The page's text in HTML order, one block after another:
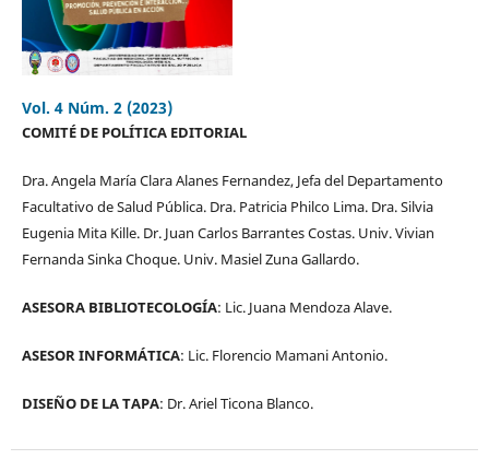
Vol. 4 Núm. 2 (2023)
COMITÉ DE POLÍTICA EDITORIAL
Dra. Angela María Clara Alanes Fernandez, Jefa del Departamento
Facultativo de Salud Pública. Dra. Patricia Philco Lima. Dra. Silvia
Eugenia Mita Kille. Dr. Juan Carlos Barrantes Costas. Univ. Vivian
Fernanda Sinka Choque. Univ. Masiel Zuna Gallardo.
ASESORA BIBLIOTECOLOGÍA: Lic. Juana Mendoza Alave.
ASESOR INFORMÁTICA: Lic. Florencio Mamani Antonio.
DISEÑO DE LA TAPA: Dr. Ariel Ticona Blanco.